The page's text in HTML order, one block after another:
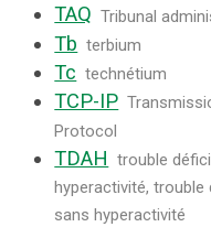
TAQ Tribunal
Tb terbium
Tc technétium
TCP-IP
Protocol
TDAH trouble
hyperactivité,trouble
sans hyperactivité